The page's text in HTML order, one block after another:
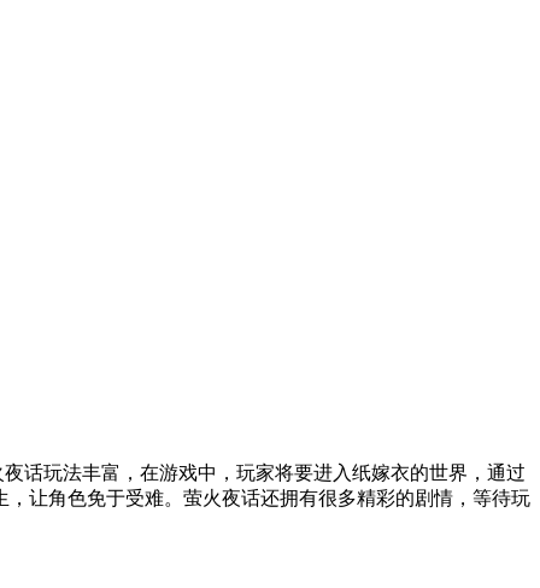
话玩法丰富，在游戏中，玩家将要进入纸嫁衣的世界，通过
让角色免于受难。萤火夜话还拥有很多精彩的剧情，等待玩